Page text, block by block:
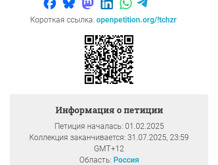
Вопрос к инициатору
Короткая ссылка: openpetition.org/!tchzr
Информация о петиции
Петиция началась: 01.02.2025
Коллекция заканчивается: 31.07.2025, 23:59
GMT+12
Область: Россия